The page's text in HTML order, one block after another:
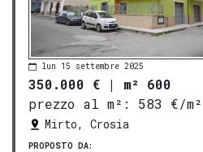
lun 15 settembre 2025
350.000 € | m² 600
prezzo al m²:
583 €/m²
Mirto, Crosia
PROPOSTO DA: